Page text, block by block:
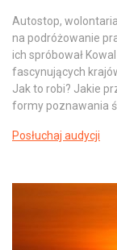
Autostop,
na podróżowanie
ich spróbował
fascynujących
Jak to robi? Jakie
formy poznawania
Posłuchaj audycji